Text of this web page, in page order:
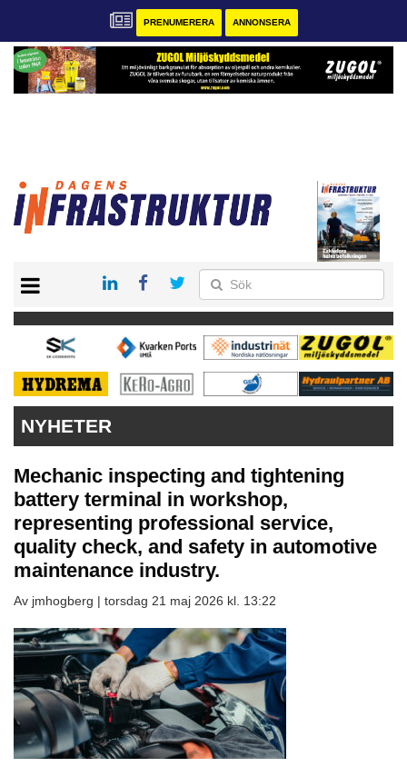
PRENUMERERA ANNONSERA
KONTAKT
VÅRA ANDRA MAGASIN
PRENUMERERA
ANNONSERA
NYHETER
Mechanic inspecting and tightening
battery terminal in workshop,
representing professional service,
quality check, and safety in automotive
maintenance industry.
Av jmhogberg | torsdag 21 maj 2026 kl. 13:22